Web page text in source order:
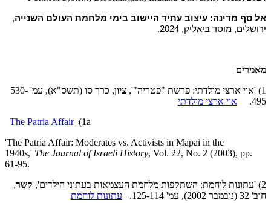
אל סף מדינה: עיצוב עתיד היישוב בימי מלחמת העולם השנייה,
ירושלים, מוסד ביאליק, 2024.
מאמרים
1) 'אוי ארצי מולדתי: פרשת "פטריה"',
ציון
, כרך סו (תשס"א), עמ' 530-
495.
אוי ארצי מולדתי
The Patria Affair(1a
'The Patria Affair: Moderates vs. Activists in Mapai in the
1940s,' The Journal of Israeli History, Vol. 22, No. 2 (2003), pp.
61-95.
2) 'עתונות לוחמת: השתקפות מלחמת העצמאות בעתוני הילדים',
קשר,
חוב' 32 (נובמבר 2002), עמ' 125-114.
עתונות לוחמת